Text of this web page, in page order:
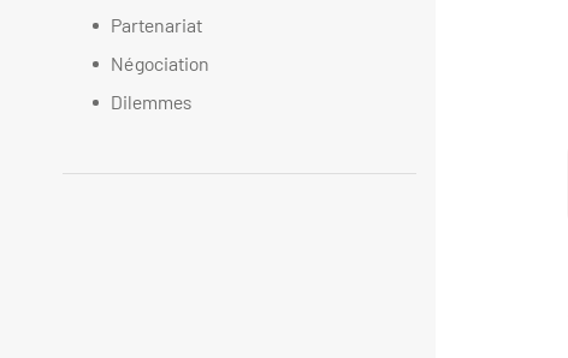
Partenariat
Négociation
Dilemmes